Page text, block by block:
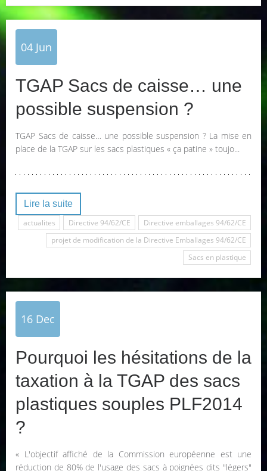
04 Jun
TGAP Sacs de caisse… une
possible suspension ?
TGAP Sacs de caisse… une possible suspension ? La mise en
place de la TGAP sur les sacs plastiques « ça patine » toujo...
Lire la suite
actualites
Directive 94/62/CE
Directive emballages 94/62/CE
projet de modification de la Directive Emballages 94/62/CE
Sacs en plastique
16 Dec
Pourquoi les hésitations de la
taxation à la TGAP des sacs
plastiques souples PLF2014
?
« L'objectif affiché de la Commission européenne est une
réduction de 80% de l'usage des sacs à poignées dits "légers"